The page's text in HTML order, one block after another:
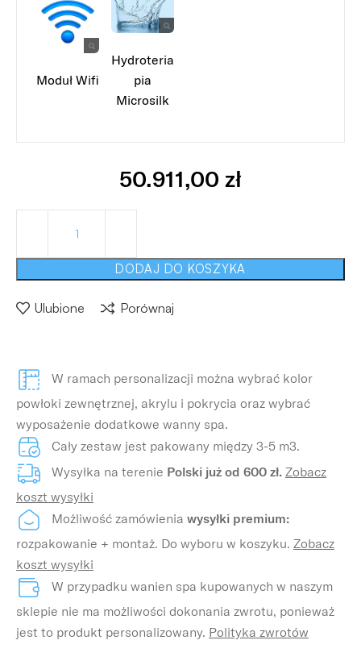
Moduł Wifi
Hydroteria
pia
Microsilk
50.911,00 zł
DODAJ DO KOSZYKA
Ulubione Porównaj
W ramach personalizacji można wybrać kolor
powłoki zewnętrznej, akrylu i pokrycia oraz wybrać
wyposażenie dodatkowe wanny spa.
Cały zestaw jest pakowany między 3-5 m3.
Wysyłka na terenie Polski już od 600 zł. Zobacz
koszt wysyłki
Możliwość zamówienia wysyłki premium:
rozpakowanie + montaż. Do wyboru w koszyku. Zobacz
koszt wysyłki
W przypadku wanien spa kupowanych w naszym
sklepie nie ma możliwości dokonania zwrotu, ponieważ
jest to produkt personalizowany. Polityka zwrotów